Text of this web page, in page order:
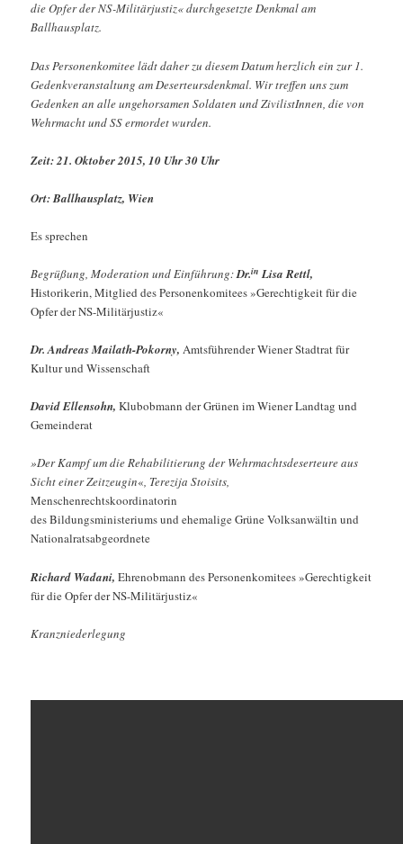
die Opfer der NS-Militärjustiz« durchgesetzte Denkmal am
Ballhausplatz.
Das Personenkomitee lädt daher zu diesem Datum herzlich ein zur 1.
Gedenkveranstaltung am Deserteursdenkmal. Wir treffen uns zum
Gedenken an alle ungehorsamen Soldaten und ZivilistInnen, die von
Wehrmacht und SS ermordet wurden.
Zeit: 21. Oktober 2015, 10 Uhr 30 Uhr
Ort: Ballhausplatz, Wien
Es sprechen
Begrüßung, Moderation und Einführung:Dr.in Lisa Rettl,
Historikerin, Mitglied des Personenkomitees »Gerechtigkeit für die
Opfer der NS-Militärjustiz«
Dr. Andreas Mailath-Pokorny,Amtsführender Wiener Stadtrat für
Kultur und Wissenschaft
David Ellensohn,Klubobmann der Grünen im Wiener Landtag und
Gemeinderat
»Der Kampf um die Rehabilitierung der Wehrmachtsdeserteure aus
Sicht einer Zeitzeugin«, Terezija Stoisits,
Menschenrechtskoordinatorin
des Bildungsministeriums und ehemalige Grüne Volksanwältin und
Nationalratsabgeordnete
Richard Wadani,Ehrenobmann des Personenkomitees »Gerechtigkeit
für die Opfer der NS-Militärjustiz«
Kranzniederlegung